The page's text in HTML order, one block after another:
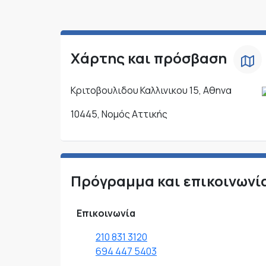
Χάρτης και πρόσβαση
Κριτοβουλιδου Καλλινικου 15, Αθηνα
10445, Νομός Αττικής
Πρόγραμμα και
Επικοινωνία
210 831 3120
694 447 5403